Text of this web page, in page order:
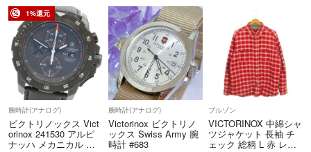
している場合も考えれられます。その旨ご理解いただけますようお願い
申し上げます。
＝＝＝＝＝＝＝＝＝＝＝＝＝＝
▼古物商許可番号
東京都公安委員会許可 第307732117178号
▼適格請求書発行事業者登録番号
T1011001010440
＝＝＝＝＝＝＝＝＝＝＝＝＝＝
こちらのアカウントはラクマ公式パートナーのREXT株式会社によって
1%還元
腕時計(アナログ)
ビクトリノックス Vict
orinox 241530 アルピ
ナッハ メカニカル ク
腕時計(アナログ)
Victorinox ビクトリノ
ックス Swiss Army 腕
時計 #683
ブルゾン
VICTORINOX 中綿シャ
ツジャケット 長袖 チ
ェック 総柄 L 赤 レッ